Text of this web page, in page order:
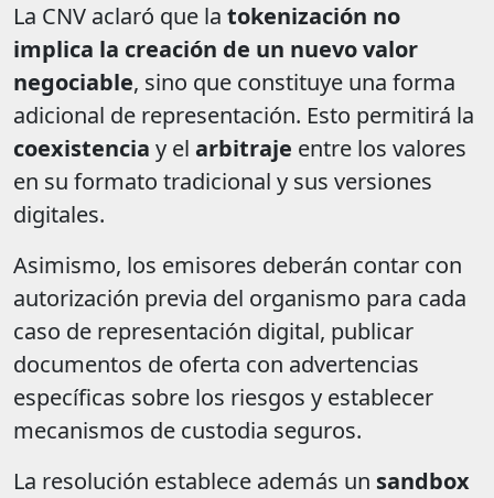
La CNV aclaró que la tokenización no
implica la creación de un nuevo valor
negociable, sino que constituye una forma
adicional de representación. Esto permitirá la
coexistencia y el arbitraje entre los valores
en su formato tradicional y sus versiones
digitales.
Asimismo, los emisores deberán contar con
autorización previa del organismo para cada
caso de representación digital, publicar
documentos de oferta con advertencias
específicas sobre los riesgos y establecer
mecanismos de custodia seguros.
La resolución establece además un sandbox